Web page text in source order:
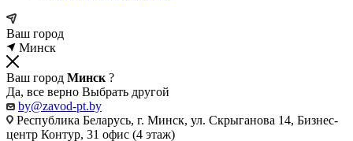
Ваш город
Минск
Ваш город Минск ?
Да, все верно Выбрать другой
by@zavod-pt.by
Республика Беларусь, г. Минск, ул. Скрыганова 14, Бизнес-
центр Контур, 31 офис (4 этаж)